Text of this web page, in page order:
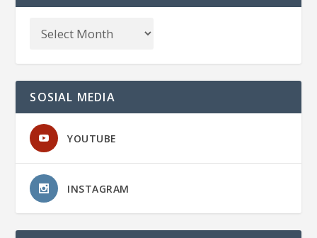
SOSIAL MEDIA
YOUTUBE
INSTAGRAM